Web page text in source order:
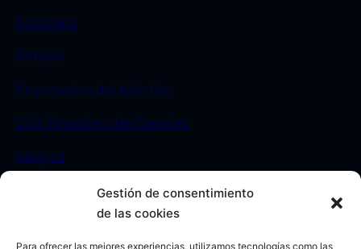
Gestión de consentimiento
de las cookies
Para ofrecer las mejores experiencias, utilizamos tecnologías como las
Fotolinera
Femepa
Empresarios del Atlántico
Club Financiero de Canarias
Aeleyca